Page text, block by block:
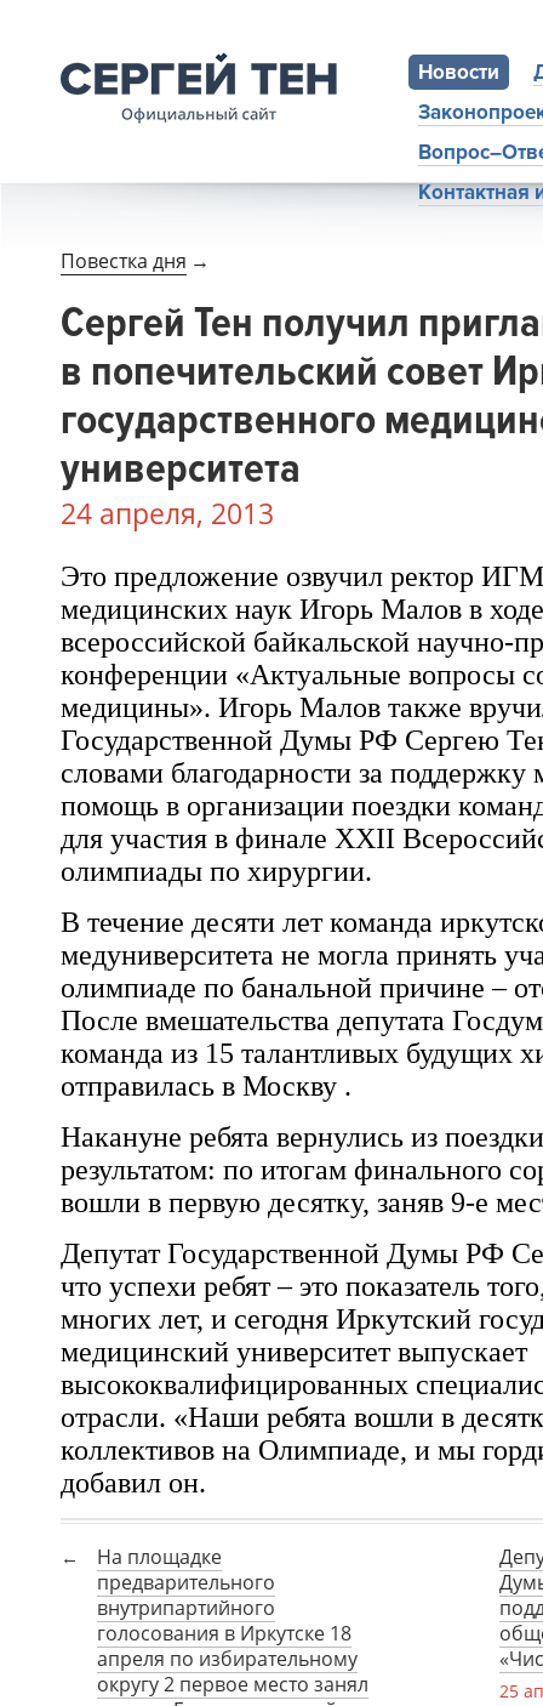
Новости
Повестка дня →
Сергей Тен получил
в попечительский совет
государственного
университета
24 апреля, 2013
Это предложение озвучил ректор
медицинских наук Игорь Малов в
всероссийской байкальской научно-
конференции «Актуальные вопросы
медицины». Игорь Малов также
Государственной Думы РФ Сергею
словами благодарности за
помощь в организации поездки
для участия в финале XXII
олимпиады по хирургии.
В течение десяти лет команда
медуниверситета не могла принять
олимпиаде по банальной причине –
После вмешательства депутата
команда из 15 талантливых будущих
отправилась в Москву .
Накануне ребята вернулись из
результатом: по итогам финального
вошли в первую десятку, заняв 9-е
Депутат Государственной Думы РФ
что успехи ребят – это показатель
многих лет, и сегодня Иркутский
медицинский университет выпускает
высококвалифицированных
отрасли. «Наши ребята вошли в
коллективов на Олимпиаде, и мы
добавил он.
На площадке
предварительного
внутрипартийного
голосования в Иркутске 18
апреля по избирательному
округу 2 первое место занял
25